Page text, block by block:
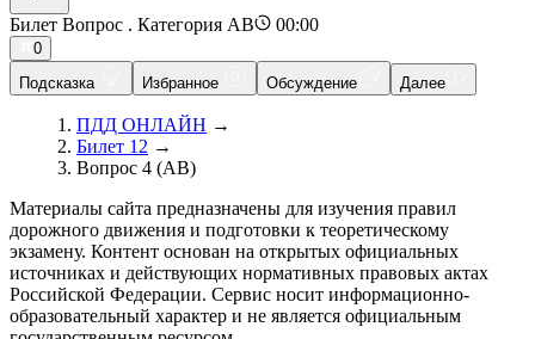
Билет Вопрос . Категория AB 00:00
0
Подсказка
Избранное Обсуждение Далее
ПДД ОНЛАЙН →
Билет 12 →
Вопрос 4 (AB)
Материалы сайта предназначены для изучения правил
дорожного движения и подготовки к теоретическому
экзамену. Контент основан на открытых официальных
источниках и действующих нормативных правовых актах
Российской Федерации. Сервис носит информационно-
образовательный характер и не является официальным